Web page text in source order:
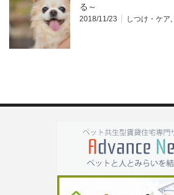
る～
2018/11/23 しつけ・ケア